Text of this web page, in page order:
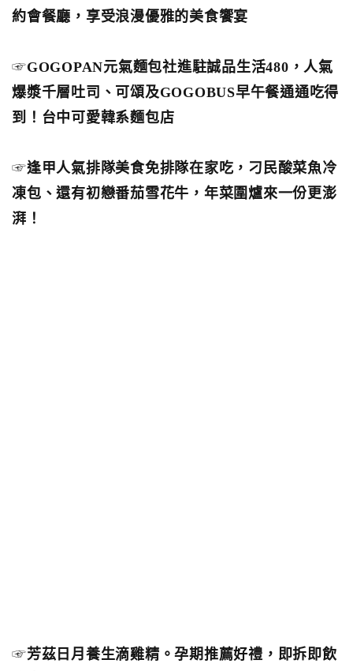
約會餐廳，享受浪漫優雅的美食饗宴
☞GOGOPAN元氣麵包社進駐誠品生活480，人氣
爆漿千層吐司、可頌及GOGOBUS早午餐通通吃得
到！台中可愛韓系麵包店
☞逢甲人氣排隊美食免排隊在家吃，刁民酸菜魚冷
凍包、還有初戀番茄雪花牛，年菜圍爐來一份更澎
湃！
☞芳茲日月養生滴雞精。孕期推薦好禮，即拆即飲